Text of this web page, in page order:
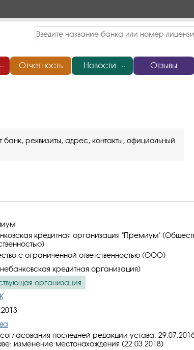
﹀ Отчетность Новости ﹀ Отзывы
реквизиты, адрес, контакты, официальный
кредитная организация "Премиум"
с ограниченной ответственностью (ООО)
кредитная организация)
организация
последней редакции устава:
изменение местонахождения (22.03.2018)